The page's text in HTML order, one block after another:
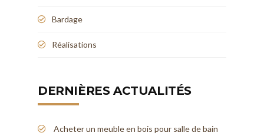
Bardage
Réalisations
DERNIÈRES ACTUALITÉS
Acheter un meuble en bois pour salle de bain